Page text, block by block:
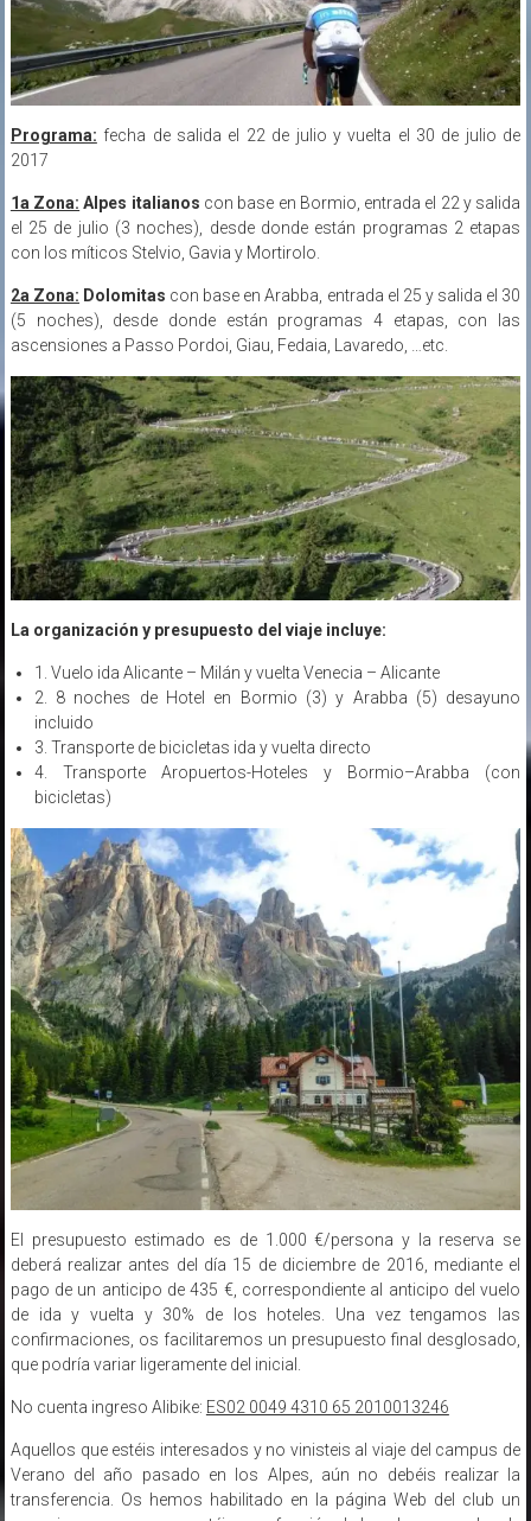
Programa: fecha de salida el 22 de julio y vuelta el 30 de julio de
2017
1a Zona: Alpes italianos con base en Bormio, entrada el 22 y salida
el 25 de julio (3 noches), desde donde están programas 2 etapas
con los míticos Stelvio, Gavia y Mortirolo.
2a Zona: Dolomitas con base en Arabba, entrada el 25 y salida el 30
(5 noches), desde donde están programas 4 etapas, con las
ascensiones a Passo Pordoi, Giau, Fedaia, Lavaredo, …etc.
La organización y presupuesto del viaje incluye:
1. Vuelo ida Alicante – Milán y vuelta Venecia – Alicante
2. 8 noches de Hotel en Bormio (3) y Arabba (5) desayuno
incluido
3. Transporte de bicicletas ida y vuelta directo
4. Transporte Aropuertos-Hoteles y Bormio–Arabba (con
bicicletas)
El presupuesto estimado es de 1.000 €/persona y la reserva se
deberá realizar antes del día 15 de diciembre de 2016, mediante el
pago de un anticipo de 435 €, correspondiente al anticipo del vuelo
de ida y vuelta y 30% de los hoteles. Una vez tengamos las
confirmaciones, os facilitaremos un presupuesto final desglosado,
que podría variar ligeramente del inicial.
No cuenta ingreso Alibike: ES02 0049 4310 65 2010013246
Aquellos que estéis interesados y no vinisteis al viaje del campus de
Verano del año pasado en los Alpes, aún no debéis realizar la
transferencia. Os hemos habilitado en la página Web del club un